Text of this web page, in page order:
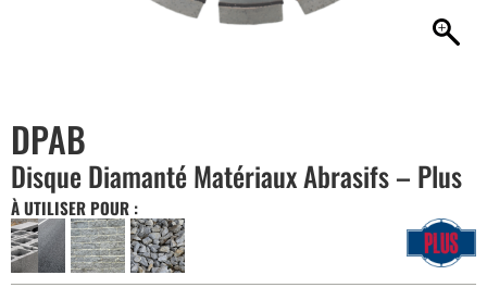
DPAB
Disque Diamanté Matériaux Abrasifs – Plus
À UTILISER POUR :